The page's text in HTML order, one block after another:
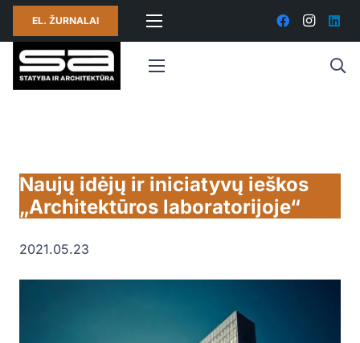
EL. ŽURNALAI
Naujų idėjų ir iniciatyvų ieškos
„Architektūros laboratorijoje“
2021.05.23